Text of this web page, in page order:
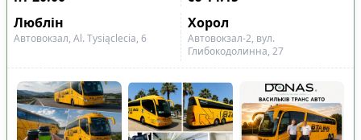
Люблін
Хорол
Автовокзал, Al. Tysiąclecia, 6
Автовокзал-2, вул.
Глибокодолинна, 27